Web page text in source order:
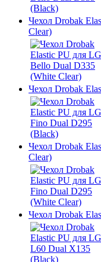
Чехол Drobak
Clear)
Чехол Drobak
Чехол Drobak
Clear)
Чехол Drobak